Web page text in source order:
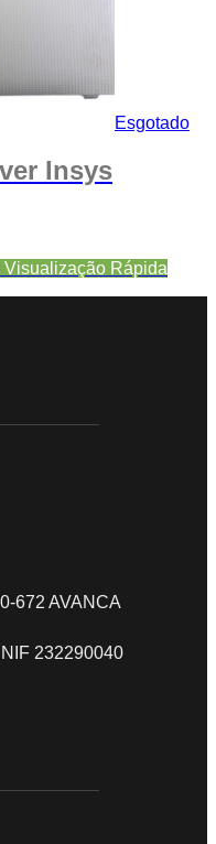
Esgotado
Insys
Visualização Rápida
672 AVANCA
232290040